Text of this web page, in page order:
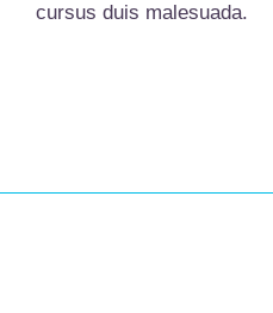
cursus duis malesuada.